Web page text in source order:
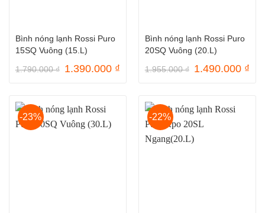
Bình nóng lạnh Rossi Puro
15SQ Vuông (15.L)
1.790.000₫ Giá
1.390.000 ₫Giá
1.390.000 ₫.
Bình nóng lạnh Rossi Puro
20SQ Vuông (20.L)
1.955.000₫ Giá
1.490.000 ₫Giá
-23% -22%